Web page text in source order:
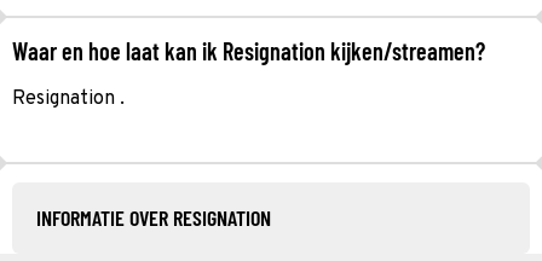
Waar en hoe laat kan ik Resignation kijken/streamen?
Resignation .
INFORMATIE OVER RESIGNATION